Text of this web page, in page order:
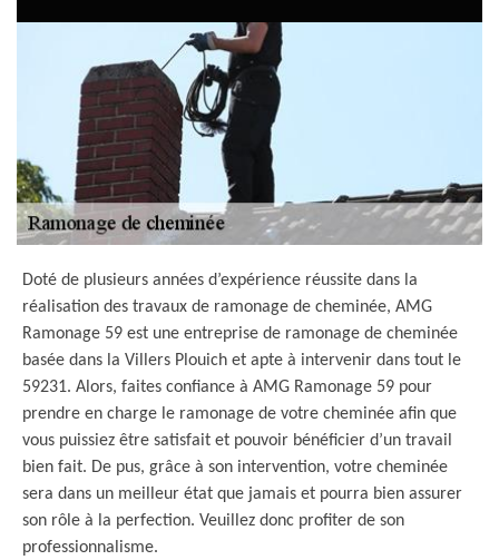
Doté de plusieurs années d’expérience réussite dans la
réalisation des travaux de ramonage de cheminée, AMG
Ramonage 59 est une entreprise de ramonage de cheminée
basée dans la Villers Plouich et apte à intervenir dans tout le
59231. Alors, faites confiance à AMG Ramonage 59 pour
prendre en charge le ramonage de votre cheminée afin que
vous puissiez être satisfait et pouvoir bénéficier d’un travail
bien fait. De pus, grâce à son intervention, votre cheminée
sera dans un meilleur état que jamais et pourra bien assurer
son rôle à la perfection. Veuillez donc profiter de son
professionnalisme.